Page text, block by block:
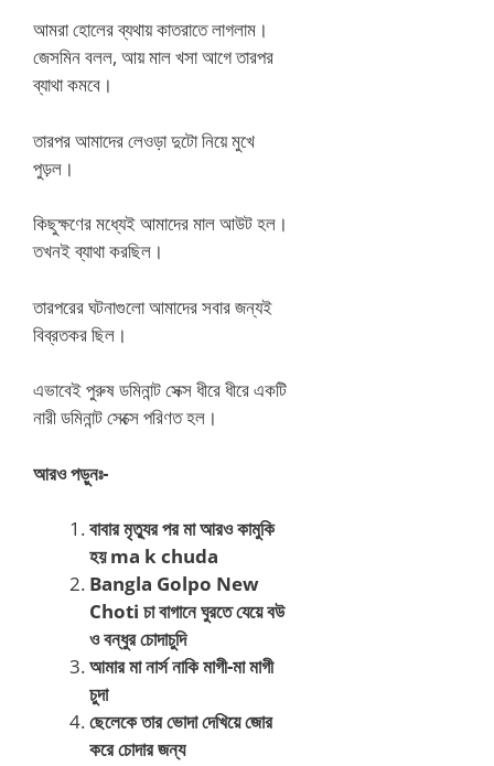
আমরা হোলের ব্যথায় কাতরাতে লাগলাম।
জেসমিন বলল, আয় মাল খসা আগে তারপর
ব্যাথা কমবে।
তারপর আমাদের লেওড়া দুটো নিয়ে মুখে
পুড়ল।
কিছুক্ষণের মধ্যেই আমাদের মাল আউট হল।
তখনই ব্যাথা করছিল।
তারপরের ঘটনাগুলো আমাদের সবার জন্যই
বিব্রতকর ছিল।
এভাবেই পুরুষ ডমিনান্ট সেক্স ধীরে ধীরে একটি
নারী ডমিনান্ট সেক্সে পরিণত হল।
আরও পড়ুনঃ-
বাবার মৃত্যুর পর মা আরও কামুকি
হয় ma k chuda
Bangla Golpo New
Choti চা বাগানে ঘুরতে যেয়ে বউ
ও বন্ধুর চোদাচুদি
আমার মা নার্স নাকি মাগী-মা মাগী
চুদা
ছেলেকে তার ভোদা দেখিয়ে জোর
করে চোদার জন্য